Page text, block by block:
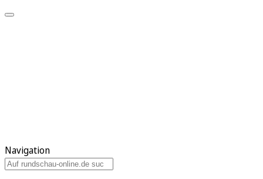
Navigation